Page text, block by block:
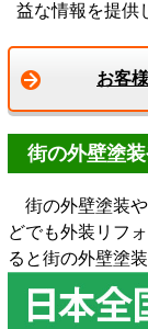
益な情報を提供
お客
街の外壁塗
街の外壁塗装や
どでも外装リフ
ると街の外壁塗